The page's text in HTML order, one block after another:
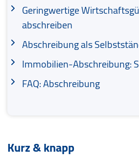
Geringwertige
abschreiben
Abschreibung als
Immobilien-Abschreibung:
FAQ: Abschreibung
Kurz & knapp